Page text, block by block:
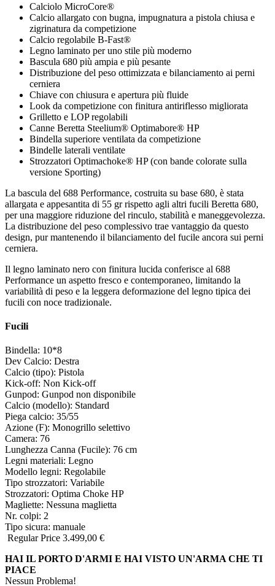
Calciolo MicroCore®
Calcio allargato con bugna, impugnatura a pistola chiusa e
zigrinatura da competizione
Calcio regolabile B-Fast®
Legno laminato per uno stile più moderno
Bascula 680 più ampia e più pesante
Distribuzione del peso ottimizzata e bilanciamento ai perni
cerniera
Chiave con chiusura e apertura più fluide
Look da competizione con finitura antiriflesso migliorata
Grilletto e LOP regolabili
Canne Beretta Steelium® Optimabore® HP
Bindella superiore ventilata da competizione
Bindelle laterali ventilate
Strozzatori Optimachoke® HP (con bande colorate sulla
versione Sporting)
La bascula del 688 Performance, costruita su base 680, è stata
allargata e appesantita di 55 gr rispetto agli altri fucili Beretta 680,
per una maggiore riduzione del rinculo, stabilità e maneggevolezza.
La distribuzione del peso complessivo trae vantaggio da questo
design, pur mantenendo il bilanciamento del fucile ancora sui perni
cerniera.
Il legno laminato nero con finitura lucida conferisce al 688
Performance un aspetto fresco e contemporaneo, limitando la
variabilità di peso e la leggera deformazione del legno tipica dei
fucili con noce tradizionale.
Fucili
Bindella: 10*8
Dev Calcio: Destra
Calcio (tipo): Pistola
Kick-off: Non Kick-off
Gunpod: Gunpod non disponibile
Calcio (modello): Standard
Piega calcio: 35/55
Azione (F): Monogrillo selettivo
Camera: 76
Lunghezza Canna (Fucile): 76 cm
Legni materiali: Legno
Modello legni: Regolabile
Tipo strozzatori: Variabile
Strozzatori: Optima Choke HP
Magliette: Nessuna maglietta
Nr. colpi: 2
Tipo sicura: manuale
Regular Price 3.499,00 €
HAI IL PORTO D'ARMI E HAI VISTO UN'ARMA CHE TI
PIACE
Nessun Problema!